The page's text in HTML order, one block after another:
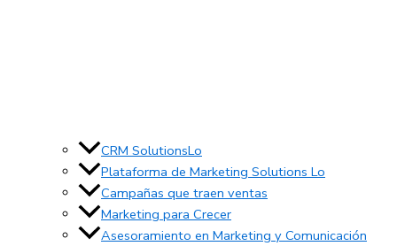
CRM SolutionsLo
Plataforma de Marketing Solutions Lo
Campañas que traen ventas
Marketing para Crecer
Asesoramiento en Marketing y Comunicación